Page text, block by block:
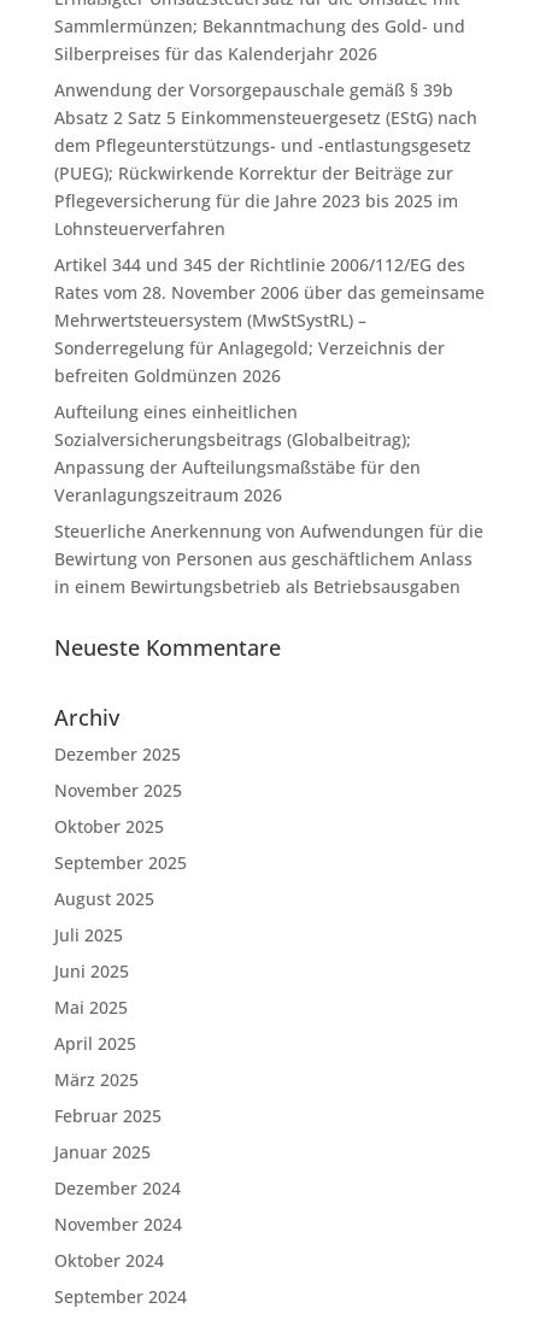
Sammlermünzen; Bekanntmachung des Gold- und
Silberpreises für das Kalenderjahr 2026
Anwendung der Vorsorgepauschale gemäß § 39b
Absatz 2 Satz 5 Einkommensteuergesetz (EStG) nach
dem Pflegeunterstützungs- und -entlastungsgesetz
(PUEG); Rückwirkende Korrektur der Beiträge zur
Pflegeversicherung für die Jahre 2023 bis 2025 im
Lohnsteuerverfahren
Artikel 344 und 345 der Richtlinie 2006/112/EG des
Rates vom 28. November 2006 über das gemeinsame
Mehrwertsteuersystem (MwStSystRL) –
Sonderregelung für Anlagegold; Verzeichnis der
befreiten Goldmünzen 2026
Aufteilung eines einheitlichen
Sozialversicherungsbeitrags (Globalbeitrag);
Anpassung der Aufteilungsmaßstäbe für den
Veranlagungszeitraum 2026
Steuerliche Anerkennung von Aufwendungen für die
Bewirtung von Personen aus geschäftlichem Anlass
in einem Bewirtungsbetrieb als Betriebsausgaben
Neueste Kommentare
Archiv
Dezember 2025
November 2025
Oktober 2025
September 2025
August 2025
Juli 2025
Juni 2025
Mai 2025
April 2025
März 2025
Februar 2025
Januar 2025
Dezember 2024
November 2024
Oktober 2024
September 2024